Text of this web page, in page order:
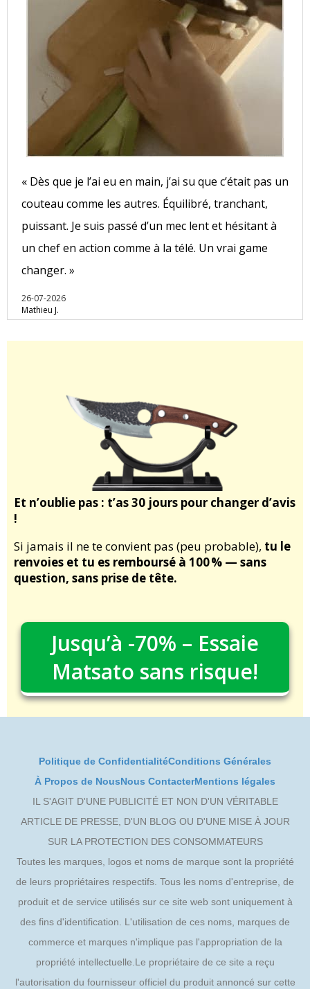
« Dès que je l’ai eu en main, j’ai su que c’était pas un
couteau comme les autres. Équilibré, tranchant,
puissant. Je suis passé d’un mec lent et hésitant à
un chef en action comme à la télé. Un vrai game
changer. »
26-07-2026
Mathieu J.
Et n’oublie pas : t’as 30 jours pour changer d’avis
!
Si jamais il ne te convient pas (peu probable), tu le
renvoies et tu es remboursé à 100 % — sans
question, sans prise de tête.
Jusqu’à -70% – Essaie
Matsato sans risque!
Politique de ConfidentialitéConditions Générales
À Propos de NousNous ContacterMentions légales
IL S'AGIT D'UNE PUBLICITÉ ET NON D'UN VÉRITABLE
ARTICLE DE PRESSE, D'UN BLOG OU D'UNE MISE À JOUR
SUR LA PROTECTION DES CONSOMMATEURS
Toutes les marques, logos et noms de marque sont la propriété
de leurs propriétaires respectifs. Tous les noms d'entreprise, de
produit et de service utilisés sur ce site web sont uniquement à
des fins d'identification. L'utilisation de ces noms, marques de
commerce et marques n'implique pas l'appropriation de la
propriété intellectuelle.Le propriétaire de ce site a reçu
l'autorisation du fournisseur officiel du produit annoncé sur cette